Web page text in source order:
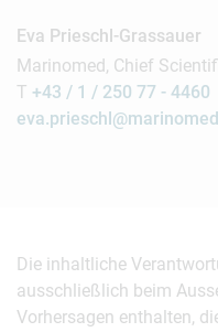
Eva Prieschl-Grassauer
Marinomed, Chief
T +43 / 1 / 250 77 - 4460
Die inhaltliche
ausschließlich beim
Vorhersagen enthalten,